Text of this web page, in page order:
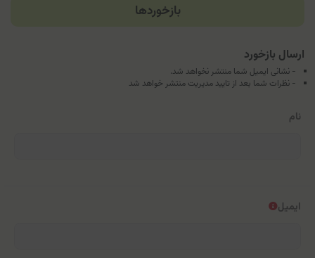
بازخوردها
ارسال بازخورد
- نشانی ایمیل شما منتشر نخواهد شد.
- نظرات شما بعد از تایید مدیریت منتشر خواهد شد
نام
ایمیل